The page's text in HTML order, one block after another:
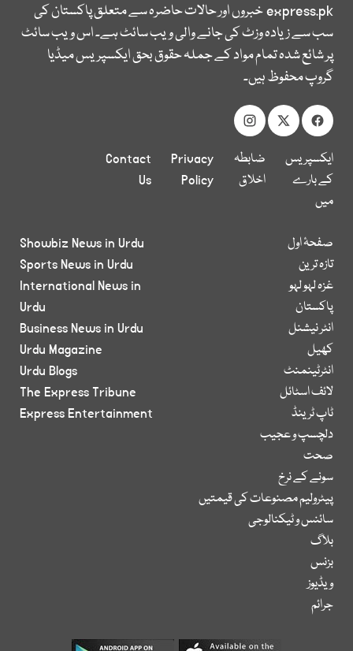
express.pkخبروں اور حالات حاضرہ سے متعلق پاکستان کی
سب سے زیادہ وزٹ کی جانے والی ویب سائٹ ہے۔ اس ویب سائٹ
پر شائع شدہ تمام مواد کے جملہ حقوق بحق ایکسپریس میڈیا
گروپ محفوظ ہیں۔
ایکسپریس
کے بارے
میں
ضابطہ
اخلاق
Privacy
Policy
Contact
Us
صفحۂ اول
تازہ ترین
غزہ لہو لہو
پاکستان
انٹر نیشنل
کھیل
انٹرٹینمنٹ
لائف اسٹائل
ٹاپ ٹرینڈ
دلچسپ و عجیب
صحت
سونے کے نرخ
پیٹرولیم مصنوعات کی قیمتیں
سائنس و ٹیکنالوجی
بلاگ
بزنس
ویڈیوز
جرائم
Showbiz News in Urdu
Sports News in Urdu
International News in
Urdu
Business News in Urdu
Urdu Magazine
Urdu Blogs
The Express Tribune
Express Entertainment